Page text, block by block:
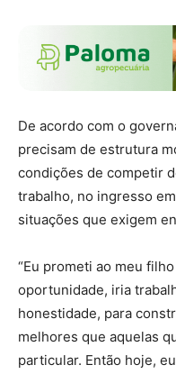
De acordo com o
precisam de estrutura
condições de competir
trabalho, no ingresso
situações que exigem
“Eu prometi ao meu
oportunidade, iria
honestidade, para
melhores que aquelas
particular. Então hoje,